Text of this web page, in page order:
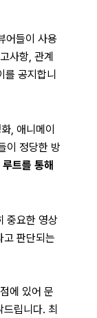
어들이 사용
사항, 관계
를 공지합니
, 애니메이
이 정당한 방
트를 통해
중요한 영상
고 판단되는
에 있어 문
립니다. 최